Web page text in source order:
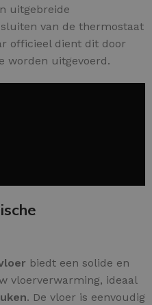
uitgebreide
van de thermostaat
officieel dient dit door
worden uitgevoerd.
biedt een solide en
vloerverwarming, ideaal
. De vloer is eenvoudig